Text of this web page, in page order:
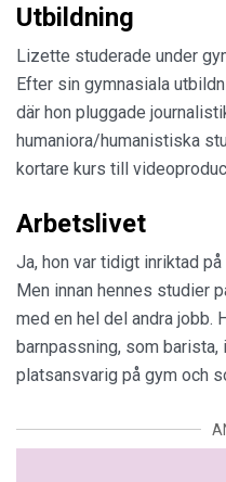
Utbildning
Lizette studerade under
Efter sin gymnasiala
där hon pluggade
humaniora/humanistiska
kortare kurs till
Arbetslivet
Ja, hon var tidigt inriktad
Men innan hennes studier
med en hel del andra jobb.
barnpassning, som barista,
platsansvarig på gym och